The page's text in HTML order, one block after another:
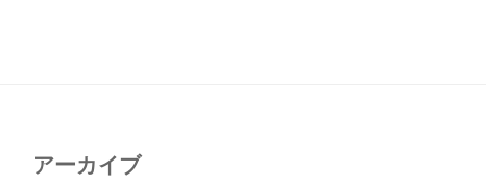
アーカイブ